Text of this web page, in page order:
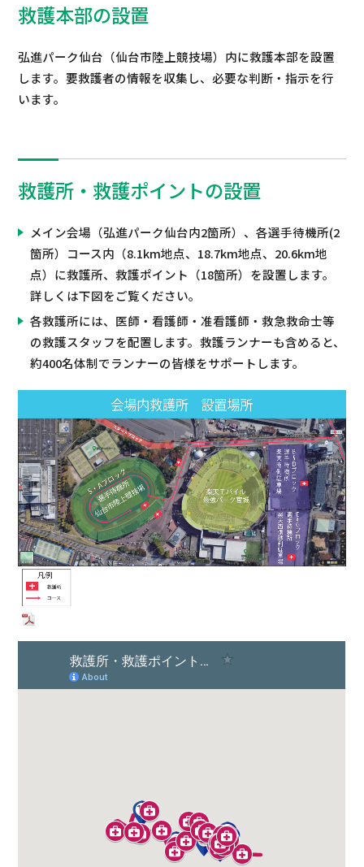
救護本部の設置
弘進パーク仙台（仙台市陸上競技場）内に救護本部を設置
します。要救護者の情報を収集し、必要な判断・指示を行
います。
救護所・救護ポイントの設置
メイン会場（弘進パーク仙台内2箇所）、各選手待機所(2
箇所）コース内（8.1km地点、18.7km地点、20.6km地
点）に救護所、救護ポイント（18箇所）を設置します。
詳しくは下図をご覧ください。
各救護所には、医師・看護師・准看護師・救急救命士等
の救護スタッフを配置します。救護ランナーも含めると、
約400名体制でランナーの皆様をサポートします。